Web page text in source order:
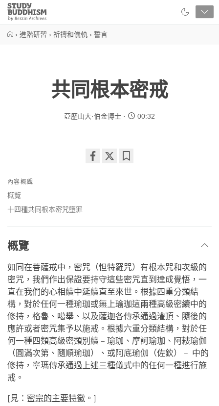
Close
Study
Buddhism
› 進階研習 › 祈禱和儀軌 › 誓言
共同根本密戒
亞歷山大·伯金博士 00:32
內容概觀
概覽
十四種共同根本密咒墮罪
概覽
如同在菩薩戒中，密咒（怛特羅咒）有根本咒和次級的
密咒，我們作出保證要持守這些密咒直到達成覺悟，一
直在我們的心相續中延續直至來世。根據四重分類結
構，對於任何一種瑜珈或無上瑜珈這兩種高級密續中的
修持，格魯、噶舉、以及薩迦各傳承通過灌頂、隨後的
應許或者密咒集予以施戒。根據六重分類結構，對於任
何一種四類高級密類別續 – 瑜珈、摩訶瑜珈、阿耬瑜伽
（圓滿次第、隨順瑜珈）、或阿底瑜伽（佐欽） – 中的
修持，寧瑪傳承通過上述三種儀式中的任何一種進行施
戒。
[見： 密宗的主要特徵 。]